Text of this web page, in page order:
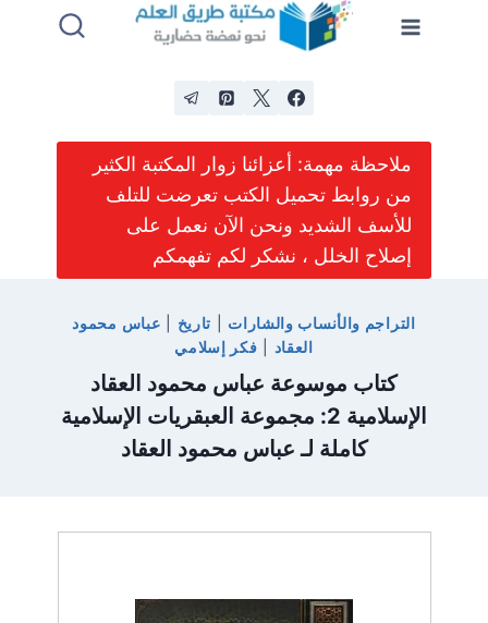
ملاحظة مهمة: أعزائنا زوار المكتبة الكثير
من روابط تحميل الكتب تعرضت للتلف
للأسف الشديد ونحن الآن نعمل على
إصلاح الخلل ، نشكر لكم تفهمكم
التراجم والأنساب والشارات تاريخ
عباس محمود
العقاد
فكر إسلامي
كتاب موسوعة عباس محمود العقاد
الإسلامية 2: مجموعة العبقريات الإسلامية
كاملة لـ عباس محمود العقاد